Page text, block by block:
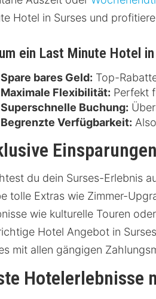
Hotel in Surses und
ein Last Minute Hotel
Spare bares Geld: Top-
Maximale Flexibilität: Perfekt
Superschnelle Buchung:
Begrenzte Verfügbarkeit:
du dein Surses-Erlebnis
tolle Extras wie Zimmer-
wie kulturelle Touren
Hotel Angebot in
mit allen gängigen
Hotelerlebnisse